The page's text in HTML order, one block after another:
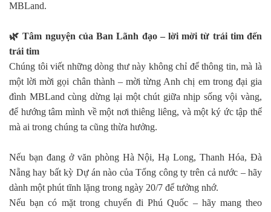
MBLand.
🌿 Tâm nguyện của Ban Lãnh đạo – lời mời từ trái tim đến
trái tim
Chúng tôi viết những dòng thư này không chỉ để thông tin, mà là
một lời mời gọi chân thành – mời từng Anh chị em trong đại gia
đình MBLand cùng dừng lại một chút giữa nhịp sống vội vàng,
để hướng tâm mình về một nơi thiêng liêng, và một ký ức tập thể
mà ai trong chúng ta cũng thừa hưởng.
Nếu bạn đang ở văn phòng Hà Nội, Hạ Long, Thanh Hóa, Đà
Nẵng hay bất kỳ Dự án nào của Tổng công ty trên cả nước – hãy
dành một phút tĩnh lặng trong ngày 20/7 để tưởng nhớ.
Nếu bạn có mặt trong chuyến đi Phú Quốc – hãy mang theo